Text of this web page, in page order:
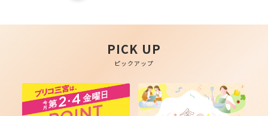
PICK UP
ピックアップ